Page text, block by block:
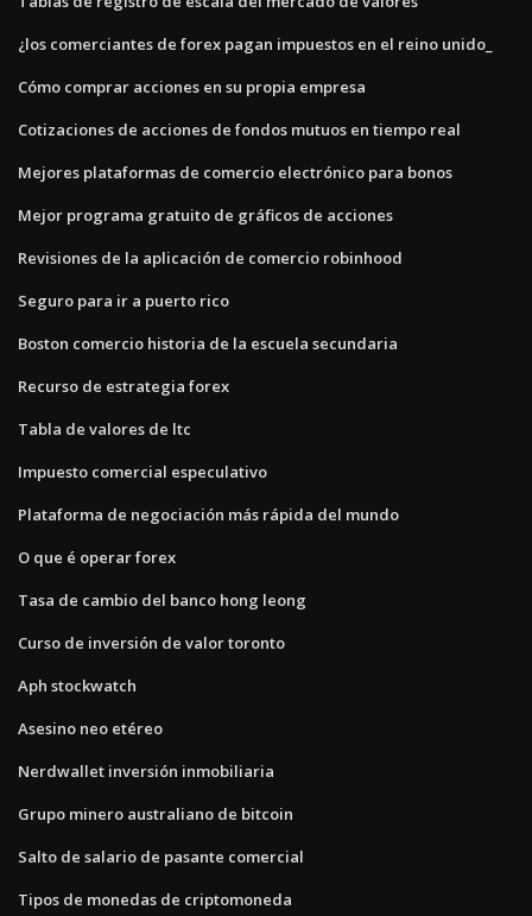
¿los comerciantes de forex pagan impuestos en el reino unido_
Cómo comprar acciones en su propia empresa
Cotizaciones de acciones de fondos mutuos en tiempo real
Mejores plataformas de comercio electrónico para bonos
Mejor programa gratuito de gráficos de acciones
Revisiones de la aplicación de comercio robinhood
Seguro para ir a puerto rico
Boston comercio historia de la escuela secundaria
Recurso de estrategia forex
Tabla de valores de ltc
Impuesto comercial especulativo
Plataforma de negociación más rápida del mundo
O que é operar forex
Tasa de cambio del banco hong leong
Curso de inversión de valor toronto
Aph stockwatch
Asesino neo etéreo
Nerdwallet inversión inmobiliaria
Grupo minero australiano de bitcoin
Salto de salario de pasante comercial
Tipos de monedas de criptomoneda